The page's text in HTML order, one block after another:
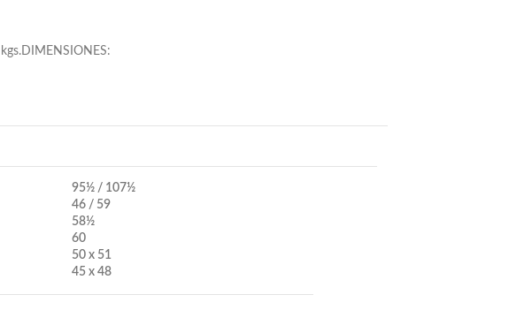
95½ / 107½
46 / 59
58½
60
50 x 51
45 x 48